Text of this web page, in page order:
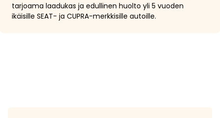
tarjoama laadukas ja edullinen huolto yli 5 vuoden
ikäisille SEAT- ja CUPRA-merkkisille autoille.